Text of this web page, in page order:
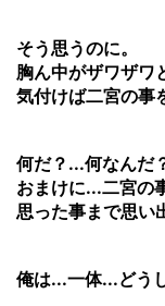
そう思うのに。
胸ん中がザワザワ
気付けば二宮の事
何だ？...何なんだ
おまけに...二宮の
思った事まで思い
俺は...一体...どう